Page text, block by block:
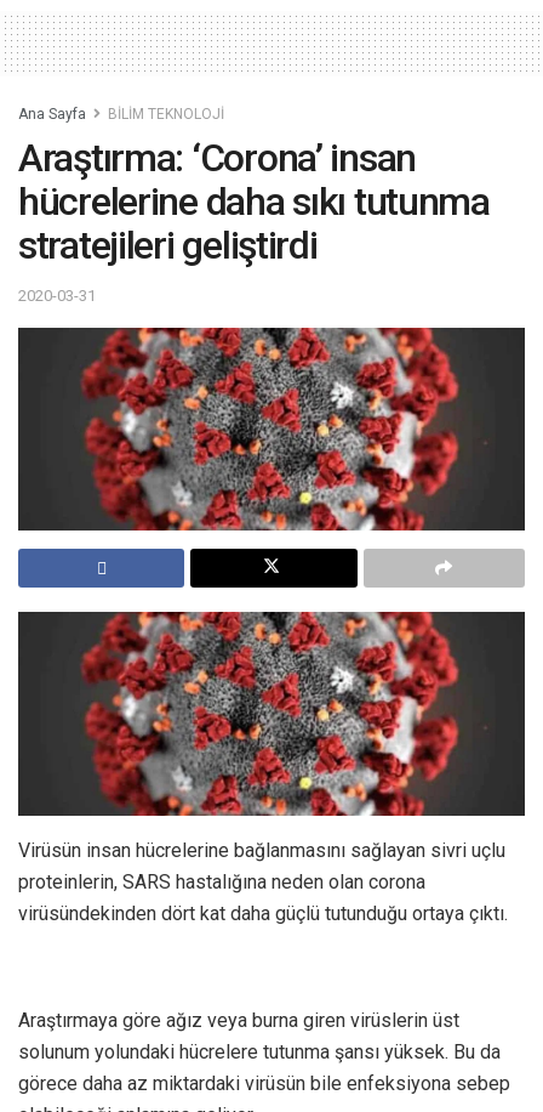
Ana Sayfa BİLİM TEKNOLOJİ
Araştırma: ‘Corona’ insan
hücrelerine daha sıkı tutunma
stratejileri geliştirdi
2020-03-31
Virüsün insan hücrelerine bağlanmasını sağlayan sivri uçlu
proteinlerin, SARS hastalığına neden olan corona
virüsündekinden dört kat daha güçlü tutunduğu ortaya çıktı.
Araştırmaya göre ağız veya burna giren virüslerin üst
solunum yolundaki hücrelere tutunma şansı yüksek. Bu da
görece daha az miktardaki virüsün bile enfeksiyona sebep